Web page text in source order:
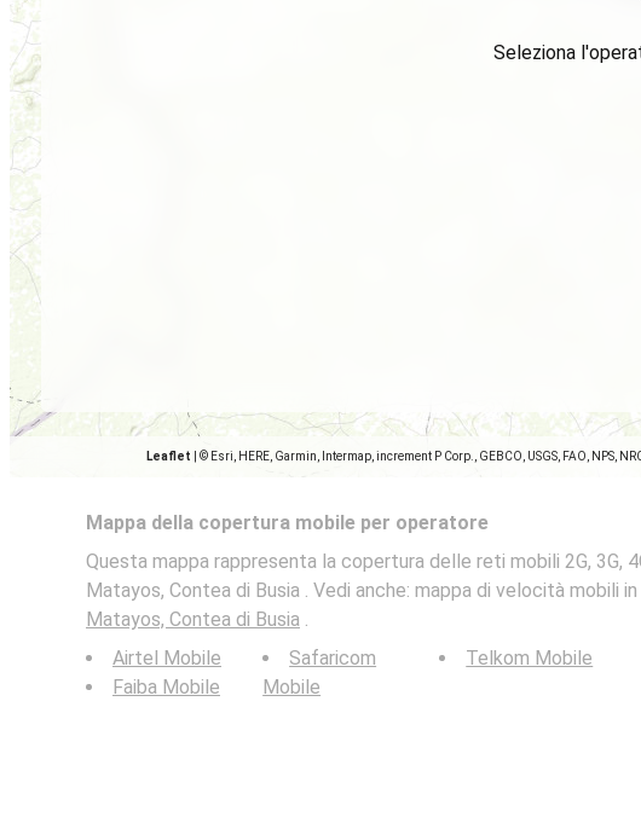
Leaflet © Esri, HERE, Garmin, Intermap, increment P Corp., GEBCO, USGS, FAO, NPS,
Seleziona
Mappa della copertura mobile per operatore
Questa mappa rappresenta la copertura delle reti mobili 2G, 3G,
Matayos, Contea di Busia . Vedi anche: mappa di velocità mobili in
Matayos, Contea di Busia .
Airtel Mobile
Faiba Mobile
Safaricom
Mobile
Telkom Mobile